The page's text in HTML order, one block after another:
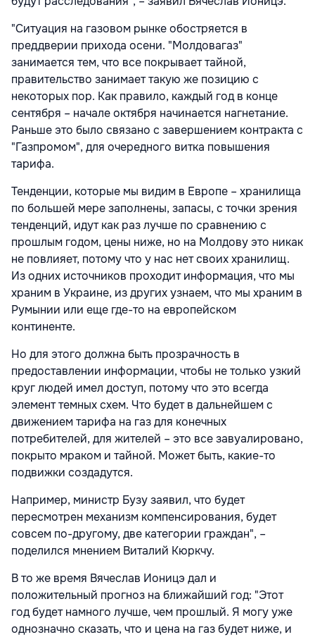
"Ситуация на газовом рынке обостряется в
преддверии прихода осени. "Молдовагаз"
занимается тем, что все покрывает тайной,
правительство занимает такую же позицию с
некоторых пор. Как правило, каждый год в конце
сентября – начале октября начинается нагнетание.
Раньше это было связано с завершением контракта с
"Газпромом", для очередного витка повышения
тарифа.
Тенденции, которые мы видим в Европе – хранилища
по большей мере заполнены, запасы, с точки зрения
тенденций, идут как раз лучше по сравнению с
прошлым годом, цены ниже, но на Молдову это никак
не повлияет, потому что у нас нет своих хранилищ.
Из одних источников проходит информация, что мы
храним в Украине, из других узнаем, что мы храним в
Румынии или еще где-то на европейском
континенте.
Но для этого должна быть прозрачность в
предоставлении информации, чтобы не только узкий
круг людей имел доступ, потому что это всегда
элемент темных схем. Что будет в дальнейшем с
движением тарифа на газ для конечных
потребителей, для жителей – это все завуалировано,
покрыто мраком и тайной. Может быть, какие-то
подвижки создадутся.
Например, министр Бузу заявил, что будет
пересмотрен механизм компенсирования, будет
совсем по-другому, две категории граждан", –
поделился мнением Виталий Кюркчу.
В то же время Вячеслав Ионицэ дал и
положительный прогноз на ближайший год: "Этот
год будет намного лучше, чем прошлый. Я могу уже
однозначно сказать, что и цена на газ будет ниже, и